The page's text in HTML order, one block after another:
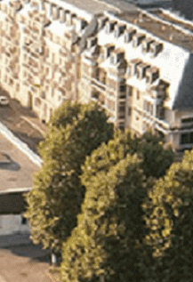
Exporter les lignes
Exporter toutes les
Exporter uniquement
Menu
<
>
- 🎁 Caen on aime,
- 🎉 Les événements
- Activités et Loisirs
Ajoutez un logo, un
Cliquez pour éditer